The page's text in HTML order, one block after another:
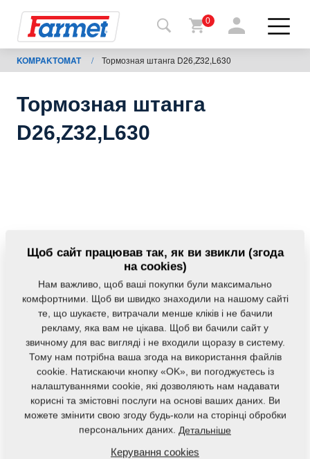
Назад
на
Магазин
Farmet
0
KOMPAKTOMAT / Тормозная штанга D26,Z32,L630
Тормозная штанга
D26,Z32,L630
Щоб сайт працював так, як ви звикли (згода
на cookies)
Нам важливо, щоб ваші покупки були максимально
комфортними. Щоб ви швидко знаходили на нашому сайті
те, що шукаєте, витрачали менше кліків і не бачили
рекламу, яка вам не цікава. Щоб ви бачили сайт у
звичному для вас вигляді і не входили щоразу в систему.
Тому нам потрібна ваша згода на використання файлів
cookie. Натискаючи кнопку «OK», ви погоджуєтесь із
налаштуваннями cookie, які дозволяють нам надавати
корисні та змістовні послуги на основі ваших даних. Ви
можете змінити свою згоду будь-коли на сторінці обробки
персональних даних. Детальніше
Керування cookies